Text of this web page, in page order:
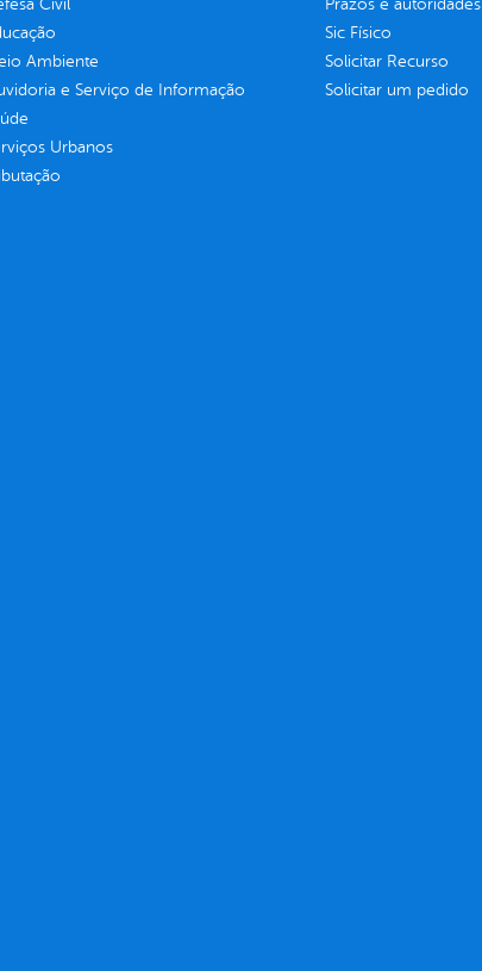
Civil
Ambiente
e Serviço de Informação
Urbanos
Prazos e autoridades
Sic Físico
Solicitar Recurso
Solicitar um pedido